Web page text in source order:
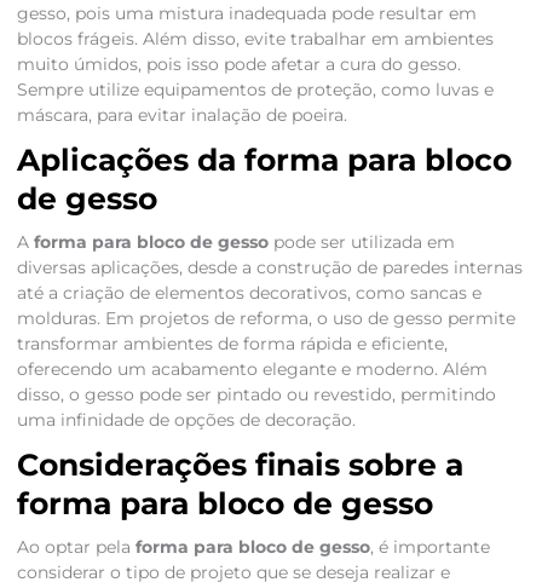
gesso, pois uma mistura inadequada pode resultar em
blocos frágeis. Além disso, evite trabalhar em ambientes
muito úmidos, pois isso pode afetar a cura do gesso.
Sempre utilize equipamentos de proteção, como luvas e
máscara, para evitar inalação de poeira.
Aplicações da forma para bloco
de gesso
A forma para bloco de gessopode ser utilizada em
diversas aplicações, desde a construção de paredes internas
até a criação de elementos decorativos, como sancas e
molduras. Em projetos de reforma, o uso de gesso permite
transformar ambientes de forma rápida e eficiente,
oferecendo um acabamento elegante e moderno. Além
disso, o gesso pode ser pintado ou revestido, permitindo
uma infinidade de opções de decoração.
Considerações finais sobre a
forma para bloco de gesso
Ao optar pela forma para bloco de gesso, é importante
considerar o tipo de projeto que se deseja realizar e